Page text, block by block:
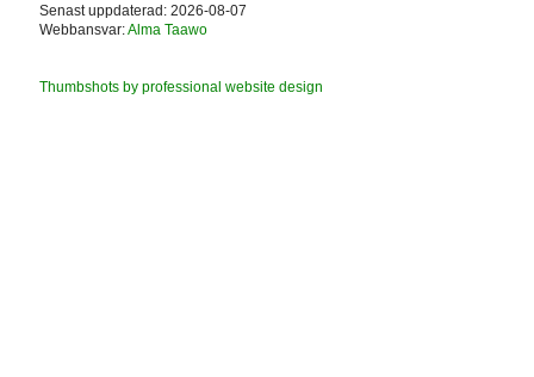
Senast uppdaterad: 2026-08-07
Webbansvar:Alma Taawo
Thumbshots by professional website design